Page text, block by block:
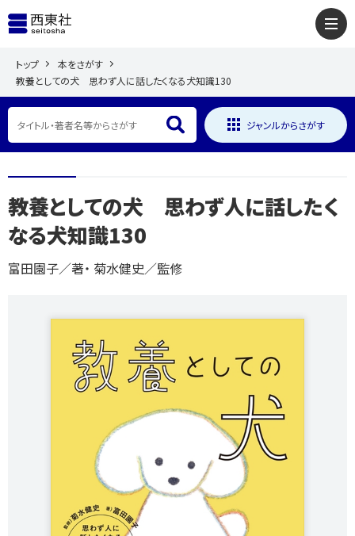
トップ
本をさがす
教養としての犬 思わず人に話したくなる犬知識130
ジャンルからさがす
教養としての犬 思わず人に話したく
なる犬知識130
富田園子／著・ 菊水健史／監修